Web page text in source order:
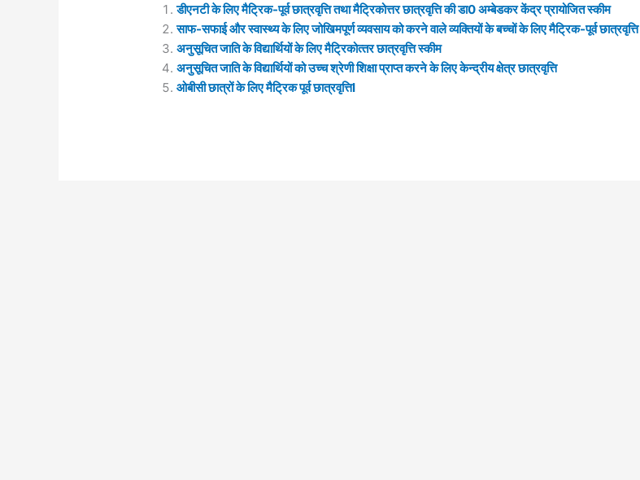
डीएनटी के लिए मैट्रिक-पूर्व छात्रवृत्ति तथा मैट्रिकोत्तर छात्रवृत्ति की डा0 अम्बेडकर केंद्र प्रायोजित स्कीम
साफ-सफाई और स्‍वास्‍थ्‍य के लिए जोखिमपूर्ण व्‍यवसाय को करने वाले व्‍यक्तियों के बच्‍चों के लिए मैट्रिक-पूर्व छात्रवृत्ति
अनुसूचित जाति के विद्यार्थियों के लिए मैट्रिकोत्‍तर छात्रवृत्ति स्‍कीम
अनुसूचित जाति के विद्यार्थियों को उच्च श्रेणी शिक्षा प्राप्त करने के लिए केन्द्रीय क्षेत्र छात्रवृत्ति
ओबीसी छात्रों के लिए मैट्रिक पूर्व छात्रवृत्तिI